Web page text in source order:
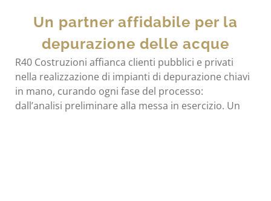
Un partner affidabile per la
depurazione delle acque
R40 Costruzioni affianca clienti pubblici e privati
nella realizzazione di impianti di depurazione chiavi
in mano, curando ogni fase del processo:
dall’analisi preliminare alla messa in esercizio. Un